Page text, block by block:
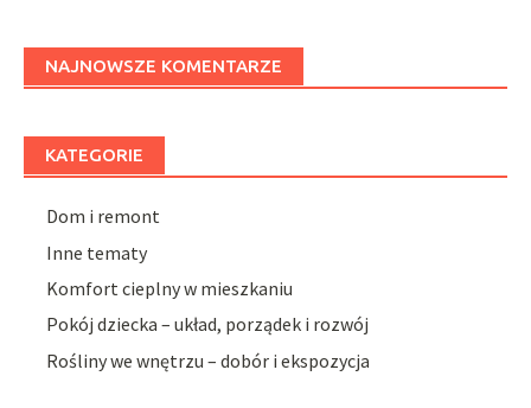
NAJNOWSZE KOMENTARZE
KATEGORIE
Dom i remont
Inne tematy
Komfort cieplny w mieszkaniu
Pokój dziecka – układ, porządek i rozwój
Rośliny we wnętrzu – dobór i ekspozycja